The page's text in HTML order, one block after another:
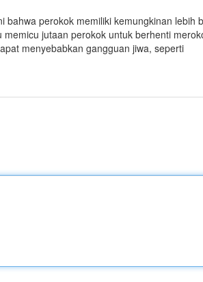
bahwa perokok memiliki kemungkinan lebih
jutaan perokok untuk berhenti
menyebabkan gangguan jiwa, seperti